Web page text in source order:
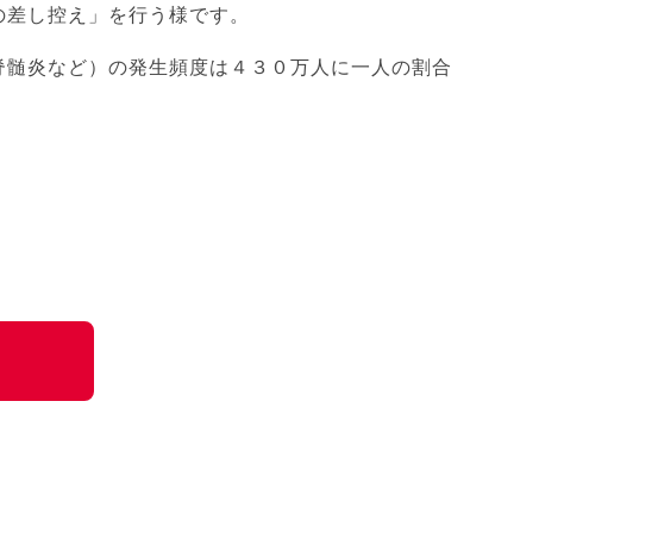
し控え」を行う様です。
炎など）の発生頻度は４３０万人に一人の割合